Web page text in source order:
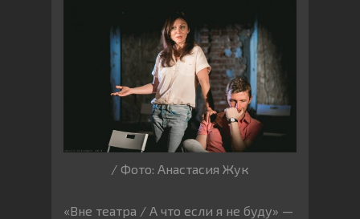
/ Фото: Анастасия Жук
«Вне театра / А что если я не буду» —